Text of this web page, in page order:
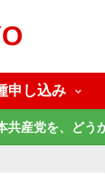
申し込み
共産党を、どう